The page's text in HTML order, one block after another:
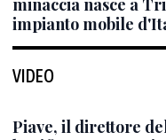
minaccia nasce a
impianto mobile
VIDEO
Piave, il direttore